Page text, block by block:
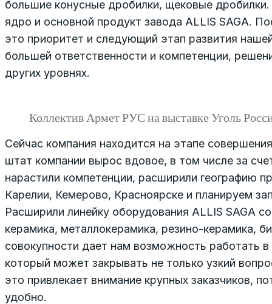
большие конусные дробилки, щековые
ядро и основной продукт завода ALLIS SAGA.
это приоритет и следующий этап развития
большей ответственности и компетенции,
других уровнях.
Коллектив Армет РУС на выставке Уголь
Сейчас компания находится на этапе
штат компании вырос вдовое, в том числе за
нарастили компетенции, расширили географию
Карелии, Кемерово, Красноярске и планируем
Расширили линейку оборудования ALLIS SAGA
керамика, металлокерамика, резино-керамика,
совокупности дает нам возможность работать
который может закрывать не только узкий
это привлекает внимание крупных заказчиков,
удобно.